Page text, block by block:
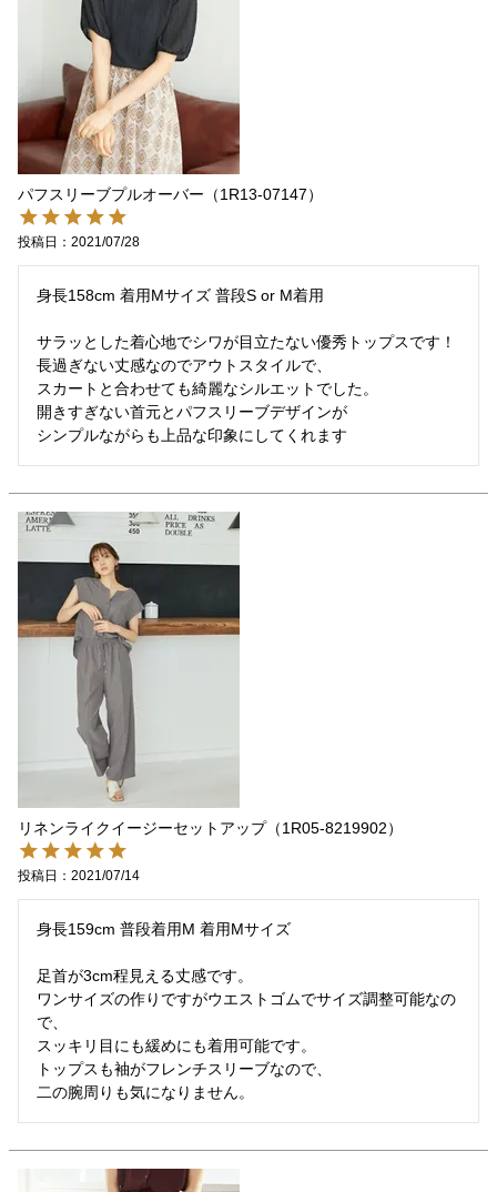
パフスリーブプルオーバー（1R13-07147）
投稿日 2021/07/28
身長158cm 着用Mサイズ 普段S or M着用
サラッとした着心地でシワが目立たない優秀トップスです！
長過ぎない丈感なのでアウトスタイルで、
スカートと合わせても綺麗なシルエットでした。
開きすぎない首元とパフスリーブデザインが
リネンライクイージーセットアップ（1R05-8219902）
投稿日 2021/07/14
身長159cm 普段着用M 着用Mサイズ
足首が3cm程見える丈感です。
ワンサイズの作りですがウエストゴムでサイズ調整可能なの
で、
スッキリ目にも緩めにも着用可能です。
トップスも袖がフレンチスリーブなので、
二の腕周りも気になりません。